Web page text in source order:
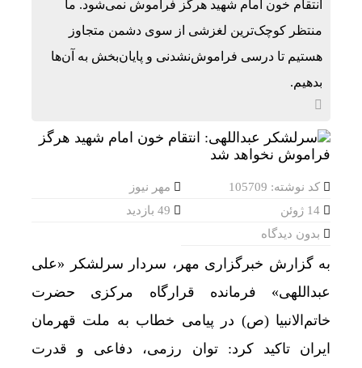
انتقام خون امام شهید هرگز فراموش نمی‌شود. ما
منتظر کوچک‌ترین لغزشی از سوی دشمن متجاوز
هستیم تا درسی فراموش‌نشدنی و پایان‌بخش به آن‌ها
بدهیم.
کد نوشته: 105709
مهر نیوز
بدون دیدگاه
به گزارش خبرگزاری مهر، سردار سرلشکر «علی
عبداللهی» فرمانده قرارگاه مرکزی حضرت
خاتم‌الانبیا (ص) در پیامی خطاب به ملت قهرمان
ایران تاکید کرد: توان رزمی، دفاعی و قدرت